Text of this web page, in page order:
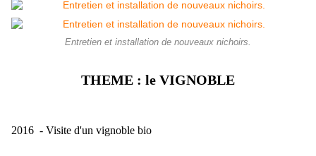
Entretien et installation de nouveaux nichoirs.
THEME : le VIGNOBLE
2016 - Visite d'un vignoble bio